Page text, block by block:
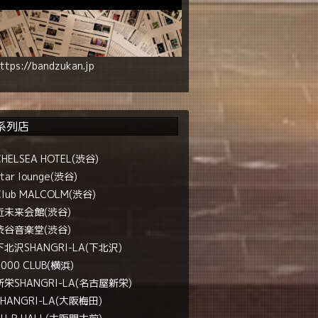
bandzukan.jp
列店
HOTEL(渋谷)
lounge(渋谷)
MALCOLM(渋谷)
未来会館(渋谷)
谷音楽堂(渋谷)
北沢SHANGRI-LA(下北沢)
CLUB(横浜)
栄SHANGRI-LA(名古屋新栄)
LA(大阪梅田)